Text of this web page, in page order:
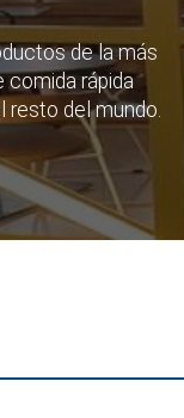
de la más
comida rápida
resto del mundo.